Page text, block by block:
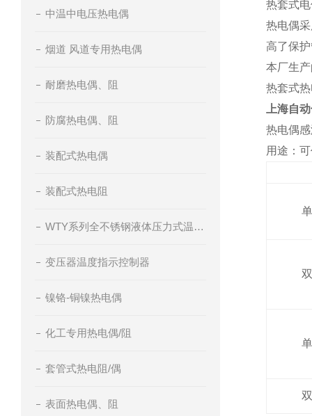
中温中电压热电偶
烟道 风道专用热电偶
耐磨热电偶、阻
防腐热电偶、阻
装配式热电偶
装配式热电阻
WTY系列全不锈钢液体压力式温度计
变压器温度指示控制器
镍铬-铜镍热电偶
化工专用热电偶/阻
套管式热电阻/偶
表面热电偶、阻
热套式
热电偶
高了保
本厂生
热套式
上海自
热电偶
用途：